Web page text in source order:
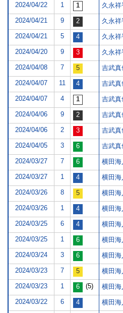
2024/04/22 1 久永
2024/04/21 9 久永
2024/04/21 5 久永
2024/04/20 9 久永
2024/04/08 7 吉武真
2024/04/07 11 吉武真
2024/04/07 4 吉武真
2024/04/06 9 吉武真
2024/04/06 2 吉武真
2024/04/05 3 吉武真
2024/03/27 7 横田海
2024/03/27 1 横田海
2024/03/26 8 横田海
2024/03/26 1 横田海
2024/03/25 6 横田海
2024/03/25 1 横田海
2024/03/24 3 横田海
2024/03/23 7 横田海
2024/03/23 1 (5) 横田海
2024/03/22 6 横田海